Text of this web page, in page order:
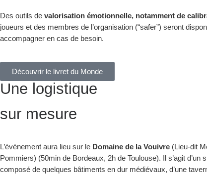
Des outils de valorisation émotionnelle, notamment de
joueurs et des membres de l’organisation (“safer”) seront
accompagner en cas de besoin.
Découvrir le livret du Monde
Une logistique
sur mesure
L’événement aura lieu sur le Domaine de la Vouivre (Lieu-dit
Pommiers) (50min de Bordeaux, 2h de Toulouse). Il s’agit d’un
composé de quelques bâtiments en dur médiévaux, d’une